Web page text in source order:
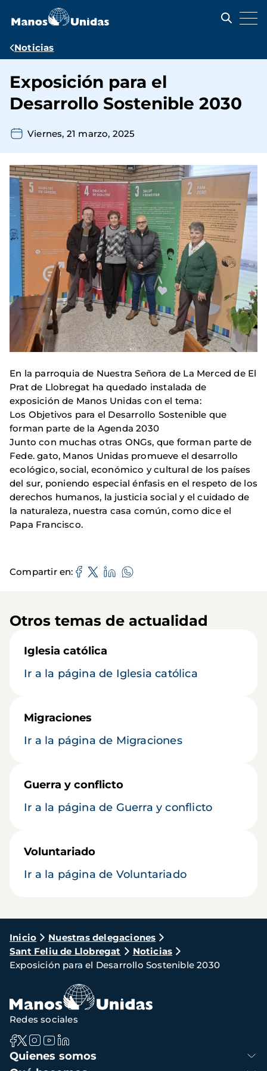
contenido
Ruta
navegación
Noticias
Exposición para el
Desarrollo Sostenible 2030
Viernes, 21 marzo, 2025
En la parroquia de Nuestra Señora de La Merced de El
Prat de Llobregat ha quedado instalada de
exposición de Manos Unidas con el tema:
Los Objetivos para el Desarrollo Sostenible que
forman parte de la Agenda 2030
Junto con muchas otras ONGs, que forman parte de
Fede. gato, Manos Unidas promueve el desarrollo
ecológico, social, económico y cultural de los países
del sur, poniendo especial énfasis en el respeto de los
derechos humanos, la justicia social y el cuidado de
la naturaleza, nuestra casa común, como dice el
Papa Francisco.
Compartir en
Otros temas de actualidad
Iglesia católica
Ir a la página de Iglesia católica
Migraciones
Ir a la página de Migraciones
Guerra y conflicto
Ir a la página de Guerra y conflicto
Voluntariado
Ir a la página de Voluntariado
Ruta
de
navegación
Inicio
Nuestras delegaciones
Sant Feliu de Llobregat
Noticias
Exposición para el Desarrollo Sostenible 2030
Navegación
principal
Quienes somos
Redes sociales